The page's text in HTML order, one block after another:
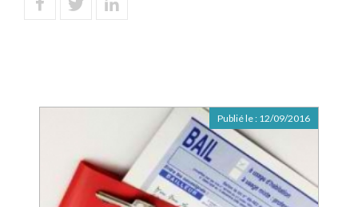
Publié le : 12/09/2016